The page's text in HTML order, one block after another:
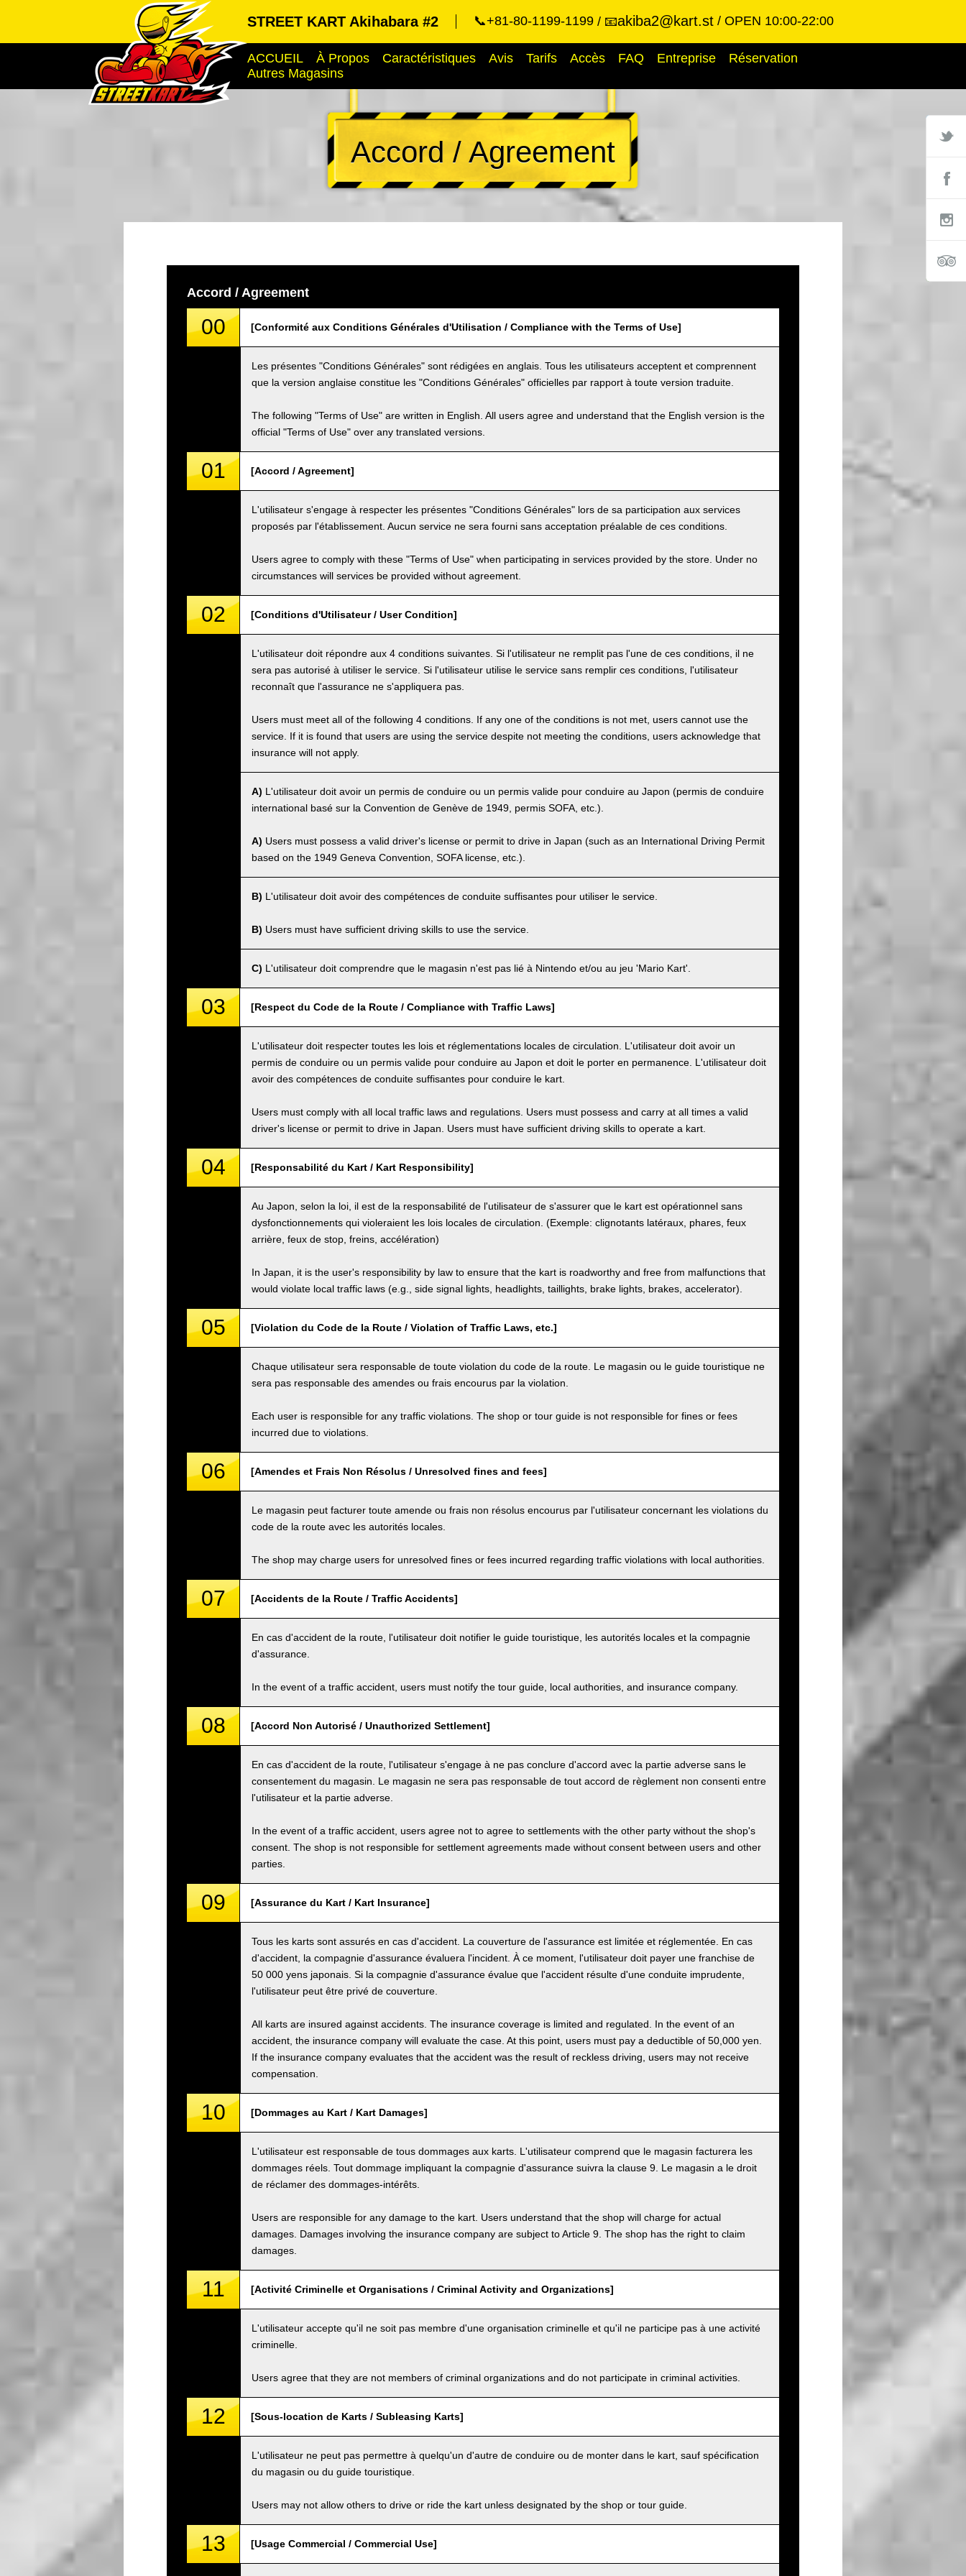
STREET KART Akihabara #2 📞+81-80-1199-1199 📧akiba2@kart.st OPEN 10:00-22:00
ACCUEIL À Propos Caractéristiques Avis Tarifs Accès FAQ Entreprise
Réservation
Autres Magasins
Accord / Agreement
Accord / Agreement
00 [Conformité aux Conditions Générales d'Utilisation / Compliance with the Terms of Use]
Les présentes "Conditions Générales" sont rédigées en anglais. Tous les utilisateurs acceptent et comprennent
que la version anglaise constitue les "Conditions Générales" officielles par rapport à toute version traduite.
The following "Terms of Use" are written in English. All users agree and understand that the English version is the
official "Terms of Use" over any translated versions.
01 [Accord / Agreement]
L'utilisateur s'engage à respecter les présentes "Conditions Générales" lors de sa participation aux services
proposés par l'établissement. Aucun service ne sera fourni sans acceptation préalable de ces conditions.
Users agree to comply with these "Terms of Use" when participating in services provided by the store. Under no
circumstances will services be provided without agreement.
02 [Conditions d'Utilisateur / User Condition]
L'utilisateur doit répondre aux 4 conditions suivantes. Si l'utilisateur ne remplit pas l'une de ces conditions, il ne
sera pas autorisé à utiliser le service. Si l'utilisateur utilise le service sans remplir ces conditions, l'utilisateur
reconnaît que l'assurance ne s'appliquera pas.
Users must meet all of the following 4 conditions. If any one of the conditions is not met, users cannot use the
service. If it is found that users are using the service despite not meeting the conditions, users acknowledge that
insurance will not apply.
A) L'utilisateur doit avoir un permis de conduire ou un permis valide pour conduire au Japon (permis de conduire
international basé sur la Convention de Genève de 1949, permis SOFA, etc.).
A) Users must possess a valid driver's license or permit to drive in Japan (such as an International Driving Permit
based on the 1949 Geneva Convention, SOFA license, etc.).
B) L'utilisateur doit avoir des compétences de conduite suffisantes pour utiliser le service.
B) Users must have sufficient driving skills to use the service.
C) L'utilisateur doit comprendre que le magasin n'est pas lié à Nintendo et/ou au jeu 'Mario Kart'.
03 [Respect du Code de la Route / Compliance with Traffic Laws]
L'utilisateur doit respecter toutes les lois et réglementations locales de circulation. L'utilisateur doit avoir un
permis de conduire ou un permis valide pour conduire au Japon et doit le porter en permanence. L'utilisateur doit
avoir des compétences de conduite suffisantes pour conduire le kart.
Users must comply with all local traffic laws and regulations. Users must possess and carry at all times a valid
driver's license or permit to drive in Japan. Users must have sufficient driving skills to operate a kart.
04 [Responsabilité du Kart / Kart Responsibility]
Au Japon, selon la loi, il est de la responsabilité de l'utilisateur de s'assurer que le kart est opérationnel sans
dysfonctionnements qui violeraient les lois locales de circulation. (Exemple: clignotants latéraux, phares, feux
arrière, feux de stop, freins, accélération)
In Japan, it is the user's responsibility by law to ensure that the kart is roadworthy and free from malfunctions that
would violate local traffic laws (e.g., side signal lights, headlights, taillights, brake lights, brakes, accelerator).
05 [Violation du Code de la Route / Violation of Traffic Laws, etc.]
Chaque utilisateur sera responsable de toute violation du code de la route. Le magasin ou le guide touristique ne
sera pas responsable des amendes ou frais encourus par la violation.
Each user is responsible for any traffic violations. The shop or tour guide is not responsible for fines or fees
incurred due to violations.
06 [Amendes et Frais Non Résolus / Unresolved fines and fees]
Le magasin peut facturer toute amende ou frais non résolus encourus par l'utilisateur concernant les violations du
code de la route avec les autorités locales.
The shop may charge users for unresolved fines or fees incurred regarding traffic violations with local authorities.
07 [Accidents de la Route / Traffic Accidents]
En cas d'accident de la route, l'utilisateur doit notifier le guide touristique, les autorités locales et la compagnie
d'assurance.
In the event of a traffic accident, users must notify the tour guide, local authorities, and insurance company.
08 [Accord Non Autorisé / Unauthorized Settlement]
En cas d'accident de la route, l'utilisateur s'engage à ne pas conclure d'accord avec la partie adverse sans le
consentement du magasin. Le magasin ne sera pas responsable de tout accord de règlement non consenti entre
l'utilisateur et la partie adverse.
In the event of a traffic accident, users agree not to agree to settlements with the other party without the shop's
consent. The shop is not responsible for settlement agreements made without consent between users and other
parties.
09 [Assurance du Kart / Kart Insurance]
Tous les karts sont assurés en cas d'accident. La couverture de l'assurance est limitée et réglementée. En cas
d'accident, la compagnie d'assurance évaluera l'incident. À ce moment, l'utilisateur doit payer une franchise de
50 000 yens japonais. Si la compagnie d'assurance évalue que l'accident résulte d'une conduite imprudente,
l'utilisateur peut être privé de couverture.
All karts are insured against accidents. The insurance coverage is limited and regulated. In the event of an
accident, the insurance company will evaluate the case. At this point, users must pay a deductible of 50,000 yen.
If the insurance company evaluates that the accident was the result of reckless driving, users may not receive
compensation.
10 [Dommages au Kart / Kart Damages]
L'utilisateur est responsable de tous dommages aux karts. L'utilisateur comprend que le magasin facturera les
dommages réels. Tout dommage impliquant la compagnie d'assurance suivra la clause 9. Le magasin a le droit
de réclamer des dommages-intérêts.
Users are responsible for any damage to the kart. Users understand that the shop will charge for actual
damages. Damages involving the insurance company are subject to Article 9. The shop has the right to claim
damages.
11 [Activité Criminelle et Organisations / Criminal Activity and Organizations]
L'utilisateur accepte qu'il ne soit pas membre d'une organisation criminelle et qu'il ne participe pas à une activité
criminelle.
Users agree that they are not members of criminal organizations and do not participate in criminal activities.
12 [Sous-location de Karts / Subleasing Karts]
L'utilisateur ne peut pas permettre à quelqu'un d'autre de conduire ou de monter dans le kart, sauf spécification
du magasin ou du guide touristique.
Users may not allow others to drive or ride the kart unless designated by the shop or tour guide.
13 [Usage Commercial / Commercial Use]